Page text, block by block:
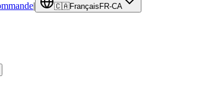
| 🇨🇦Français FR-CA